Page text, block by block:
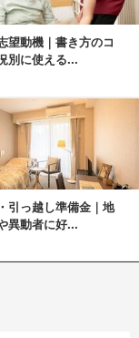
望動機｜書き方のコ
別に使える...
引っ越し準備金｜地
異動者に好...